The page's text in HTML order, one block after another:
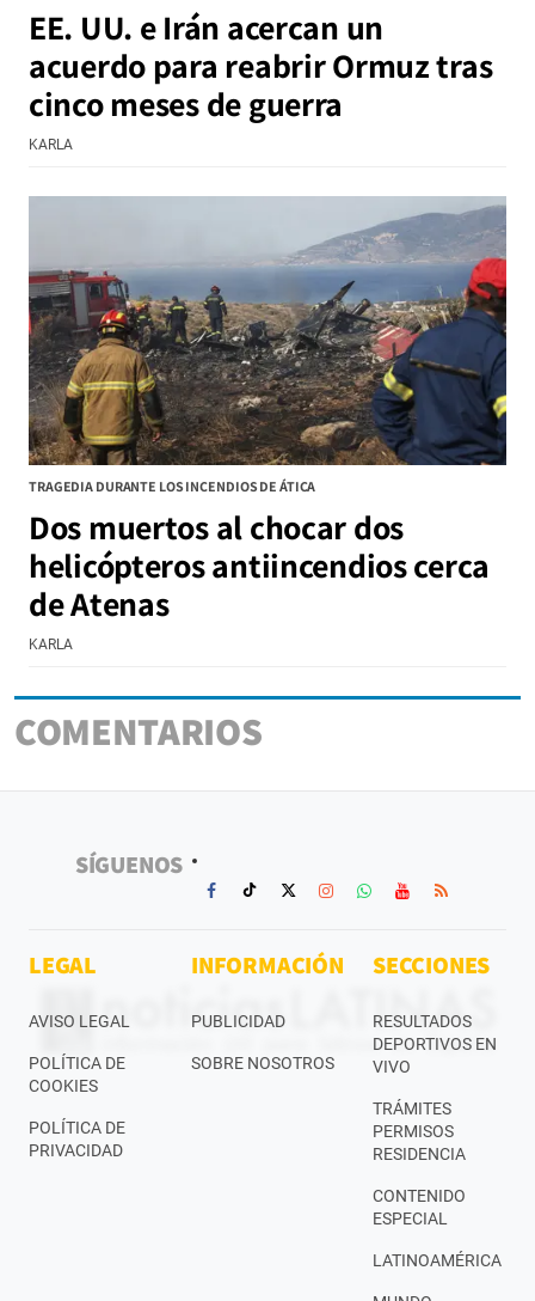
EE. UU. e Irán acercan un
acuerdo para reabrir Ormuz tras
cinco meses de guerra
KARLA
TRAGEDIA DURANTE LOS INCENDIOS DE ÁTICA
Dos muertos al chocar dos
helicópteros antiincendios cerca
de Atenas
KARLA
COMENTARIOS
SÍGUENOS
LEGAL
AVISO LEGAL
POLÍTICA DE
COOKIES
POLÍTICA DE
PRIVACIDAD
INFORMACIÓN
PUBLICIDAD
SOBRE NOSOTROS
SECCIONES
RESULTADOS
DEPORTIVOS EN
VIVO
TRÁMITES
PERMISOS
RESIDENCIA
CONTENIDO
ESPECIAL
LATINOAMÉRICA